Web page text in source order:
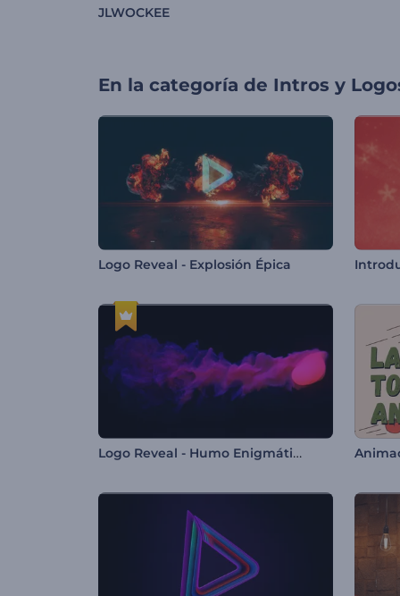
JLWOCKEE
En la categoría de Intros y
Logo Reveal - Explosión Épica
Logo Reveal - Humo Enigmático